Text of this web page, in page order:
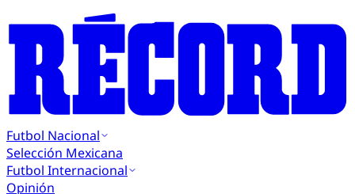
Futbol Nacional
Selección Mexicana
Futbol Internacional
Opinión